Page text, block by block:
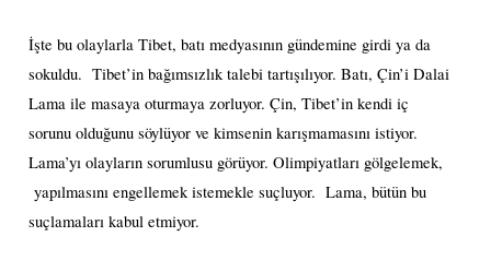
İşte bu olaylarla Tibet, batı medyasının gündemine girdi ya da
sokuldu. Tibet’in bağımsızlık talebi tartışılıyor. Batı, Çin’i Dalai
Lama ile masaya oturmaya zorluyor. Çin, Tibet’in kendi iç
sorunu olduğunu söylüyor ve kimsenin karışmamasını istiyor.
Lama’yı olayların sorumlusu görüyor. Olimpiyatları gölgelemek,
yapılmasını engellemek istemekle suçluyor. Lama, bütün bu
suçlamaları kabul etmiyor.